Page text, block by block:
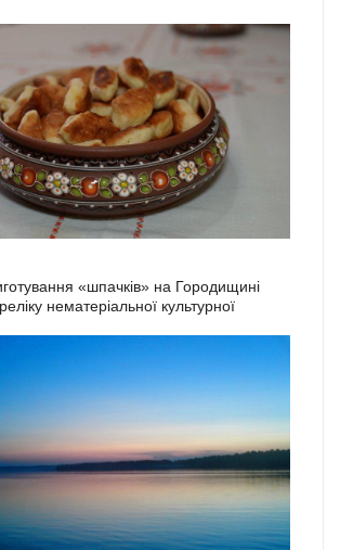
«шпачків» на Городищині
нематеріальної культурної